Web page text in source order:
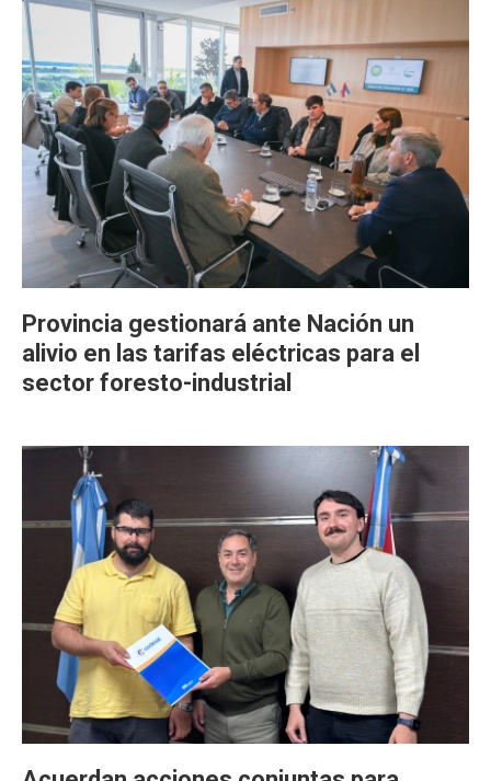
Provincia gestionará ante Nación un
alivio en las tarifas eléctricas para el
sector foresto-industrial